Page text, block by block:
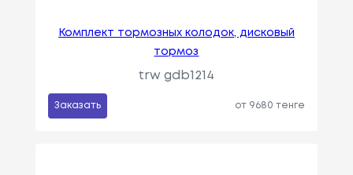
Комплект тормозных колодок, дисковый
тормоз
trw gdb1214
Заказать от 9680 тенге